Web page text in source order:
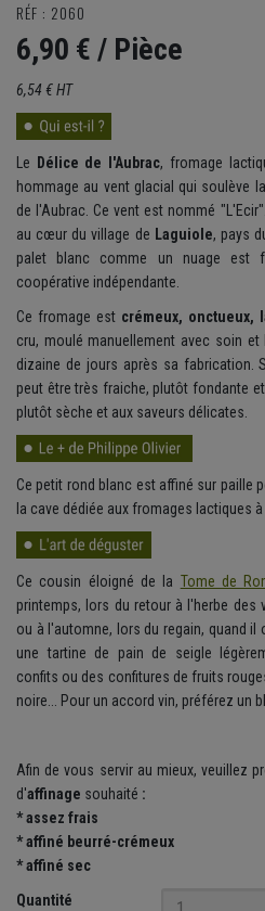
RÉF : 2060
6,90 € / Pièce
6,54 € HT
Le Délice de l'Aubrac, fromage
hommage au vent glacial qui soulève
de l'Aubrac. Ce vent est nommé
au cœur du village de Laguiole, pays
palet blanc comme un nuage est
coopérative indépendante.
Ce fromage est crémeux, onctueux,
cru, moulé manuellement avec soin
dizaine de jours après sa fabrication.
peut être très fraiche, plutôt fondante
plutôt sèche et aux saveurs délicates.
Ce petit rond blanc est affiné sur paille
la cave dédiée aux fromages lactiques
Ce cousin éloigné de la Tome de
printemps, lors du retour à l'herbe des
ou à l'automne, lors du regain, quand
une tartine de pain de seigle
confits ou des confitures de fruits
noire... Pour un accord vin, préférez un
Afin de vous servir au mieux, veuillez
d'affinage souhaité :
*assez frais
* affiné beurré-crémeux
* affiné sec
Quantité